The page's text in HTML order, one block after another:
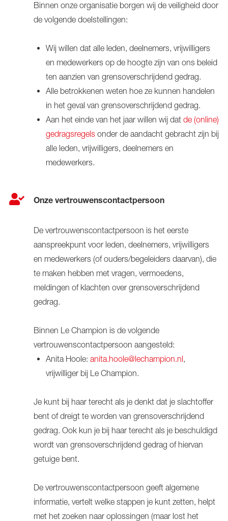
Binnen onze organisatie borgen wij de veiligheid door
de volgende doelstellingen:
Wij willen dat alle leden, deelnemers, vrijwilligers
en medewerkers op de hoogte zijn van ons beleid
ten aanzien van grensoverschrijdend gedrag.
Alle betrokkenen weten hoe ze kunnen handelen
in het geval van grensoverschrijdend gedrag.
Aan het einde van het jaar willen wij dat de (online)
gedragsregels onder de aandacht gebracht zijn bij
alle leden, vrijwilligers, deelnemers en
medewerkers.
Onze vertrouwenscontactpersoon
De vertrouwenscontactpersoon is het eerste
aanspreekpunt voor leden, deelnemers, vrijwilligers
en medewerkers (of ouders/begeleiders daarvan), die
te maken hebben met vragen, vermoedens,
meldingen of klachten over grensoverschrijdend
gedrag.
Binnen Le Champion is de volgende
vertrouwenscontactpersoon aangesteld:
Anita Hoole: anita.hoole@lechampion.nl,
vrijwilliger bij Le Champion.
Je kunt bij haar terecht als je denkt dat je slachtoffer
bent of dreigt te worden van grensoverschrijdend
gedrag. Ook kun je bij haar terecht als je beschuldigd
wordt van grensoverschrijdend gedrag of hiervan
getuige bent.
De vertrouwenscontactpersoon geeft algemene
informatie, vertelt welke stappen je kunt zetten, helpt
met het zoeken naar oplossingen (maar lost het